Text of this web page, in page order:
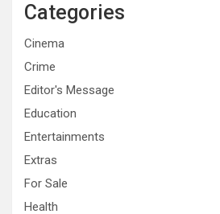
Categories
Cinema
Crime
Editor's Message
Education
Entertainments
Extras
For Sale
Health